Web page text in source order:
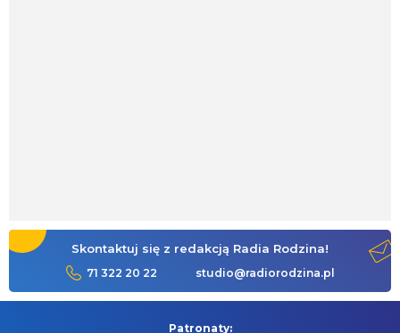
Skontaktuj się z redakcją Radia Rodzina!
71 322 20 22 studio@radiorodzina.pl
Patronaty: